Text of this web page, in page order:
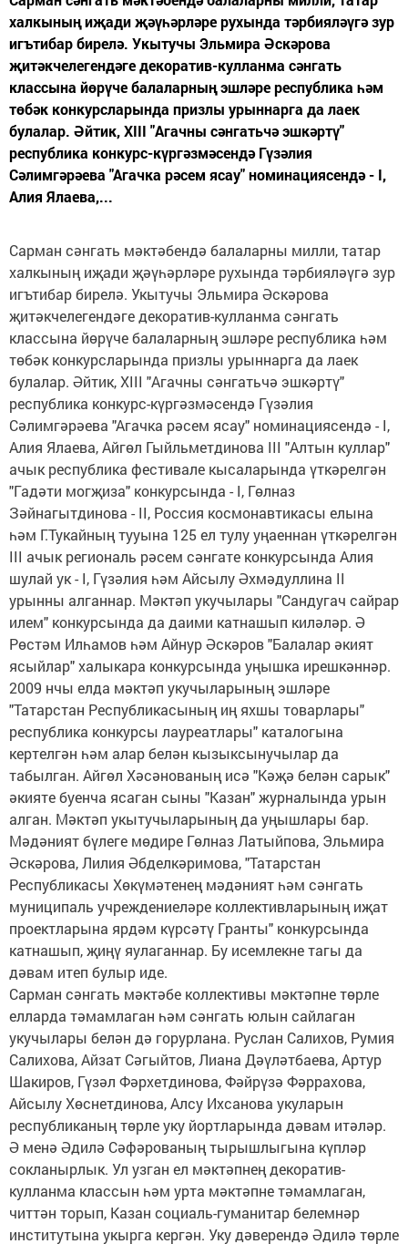
халкының иҗади җәүһәрләре рухында тәрбияләүгә зур
игътибар бирелә. Укытучы Эльмира Әскәрова
җитәкчелегендәге декоратив-кулланма сәнгать
классына йөрүче балаларның эшләре республика һәм
төбәк конкурсларында призлы урыннарга да лаек
булалар. Әйтик, XIII "Агачны сәнгатьчә эшкәртү"
республика конкурс-күргәзмәсендә Гүзәлия
Сәлимгәрәева "Агачка рәсем ясау" номинациясендә - I,
Алия Ялаева,...
Сарман сәнгать мәктәбендә балаларны милли, татар
халкының иҗади җәүһәрләре рухында тәрбияләүгә зур
игътибар бирелә. Укытучы Эльмира Әскәрова
җитәкчелегендәге декоратив-кулланма сәнгать
классына йөрүче балаларның эшләре республика һәм
төбәк конкурсларында призлы урыннарга да лаек
булалар. Әйтик, XIII "Агачны сәнгатьчә эшкәртү"
республика конкурс-күргәзмәсендә Гүзәлия
Сәлимгәрәева "Агачка рәсем ясау" номинациясендә - I,
Алия Ялаева, Айгөл Гыйльметдинова III "Алтын куллар"
ачык республика фестивале кысаларында үткәрелгән
"Гадәти могҗиза" конкурсында - I, Гөлназ
Зәйнагытдинова - II, Россия космонавтикасы елына
һәм Г.Тукайның тууына 125 ел тулу уңаеннан үткәрелгән
III ачык региональ рәсем сәнгате конкурсында Алия
шулай ук - I, Гүзәлия һәм Айсылу Әхмәдуллина II
урынны алганнар. Мәктәп укучылары "Сандугач сайрар
илем" конкурсында да даими катнашып киләләр. Ә
Рөстәм Илһамов һәм Айнур Әскәров "Балалар әкият
ясыйлар" халыкара конкурсында уңышка ирешкәннәр.
2009 нчы елда мәктәп укучыларының эшләре
"Татарстан Республикасының иң яхшы товарлары"
республика конкурсы лауреатлары" каталогына
кертелгән һәм алар белән кызыксынучылар да
табылган. Айгөл Хәсәнованың исә "Кәҗә белән сарык"
әкияте буенча ясаган сыны "Казан" журналында урын
алган. Мәктәп укытучыларының да уңышлары бар.
Мәдәният бүлеге мөдире Гөлназ Латыйпова, Эльмира
Әскәрова, Лилия Әбделкәримова, "Татарстан
Республикасы Хөкүмәтенең мәдәният һәм сәнгать
муниципаль учреждениеләре коллективларының иҗат
проектларына ярдәм күрсәтү Гранты" конкурсында
катнашып, җиңү яулаганнар. Бу исемлекне тагы да
дәвам итеп булыр иде.
Сарман сәнгать мәктәбе коллективы мәктәпне төрле
елларда тәмамлаган һәм сәнгать юлын сайлаган
укучылары белән дә горурлана. Руслан Салихов, Румия
Салихова, Айзат Сәгыйтов, Лиана Дәүләтбаева, Артур
Шакиров, Гүзәл Фәрхетдинова, Фәйрүзә Фәррахова,
Айсылу Хөснетдинова, Алсу Ихсанова укуларын
республиканың төрле уку йортларында дәвам итәләр.
Ә менә Әдилә Сәфәрованың тырышлыгына күпләр
сокланырлык. Ул узган ел мәктәпнең декоратив-
кулланма классын һәм урта мәктәпне тәмамлаган,
читтән торып, Казан социаль-гуманитар белемнәр
институтына укырга кергән. Уку дәверендә Әдилә төрле